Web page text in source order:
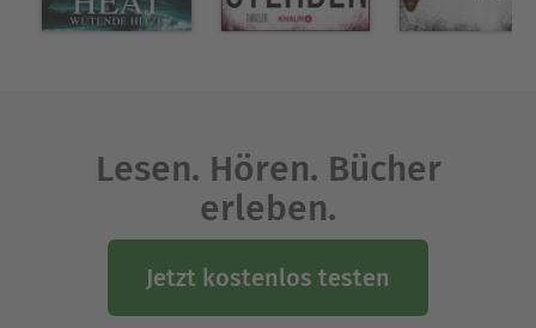
Lesen. Hören. Bücher
erleben.
Jetzt kostenlos testen